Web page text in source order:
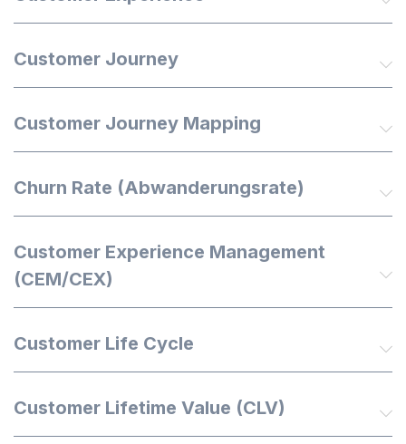
Customer Journey
Customer Journey Mapping
Churn Rate (Abwanderungsrate)
Customer Experience Management
(CEM/CEX)
Customer Life Cycle
Customer Lifetime Value (CLV)